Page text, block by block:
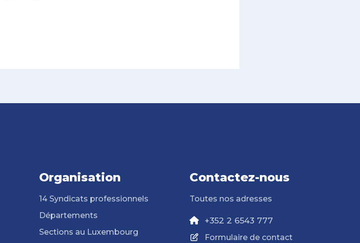
Organisation
14 Syndicats professionnels
Départements
Sections au Luxembourg
Contactez-nous
Toutes nos adresses
+352 2 6543 777
Formulaire de contact